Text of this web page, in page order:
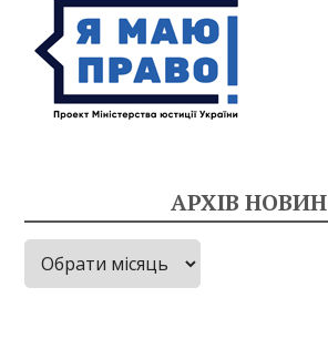
АРХІВ НОВИН
Архів
новин